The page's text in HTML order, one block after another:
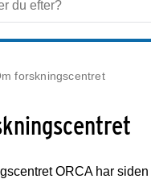
forskningscentret
ORCA har